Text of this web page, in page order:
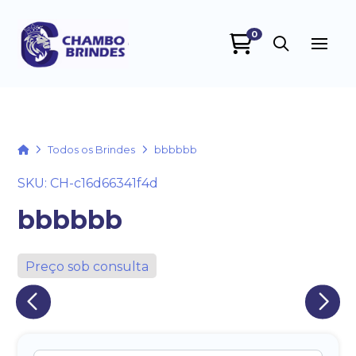
0
HomeTodos os Brindes bbbbbb
SKU: CH-c16d66341f4d
bbbbbb
Preço sob consulta
+55